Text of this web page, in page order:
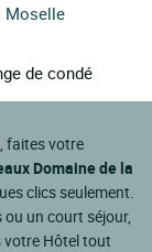
Moselle
de condé
, faites votre
Domaine de la
clics seulement.
un court séjour,
votre Hôtel tout